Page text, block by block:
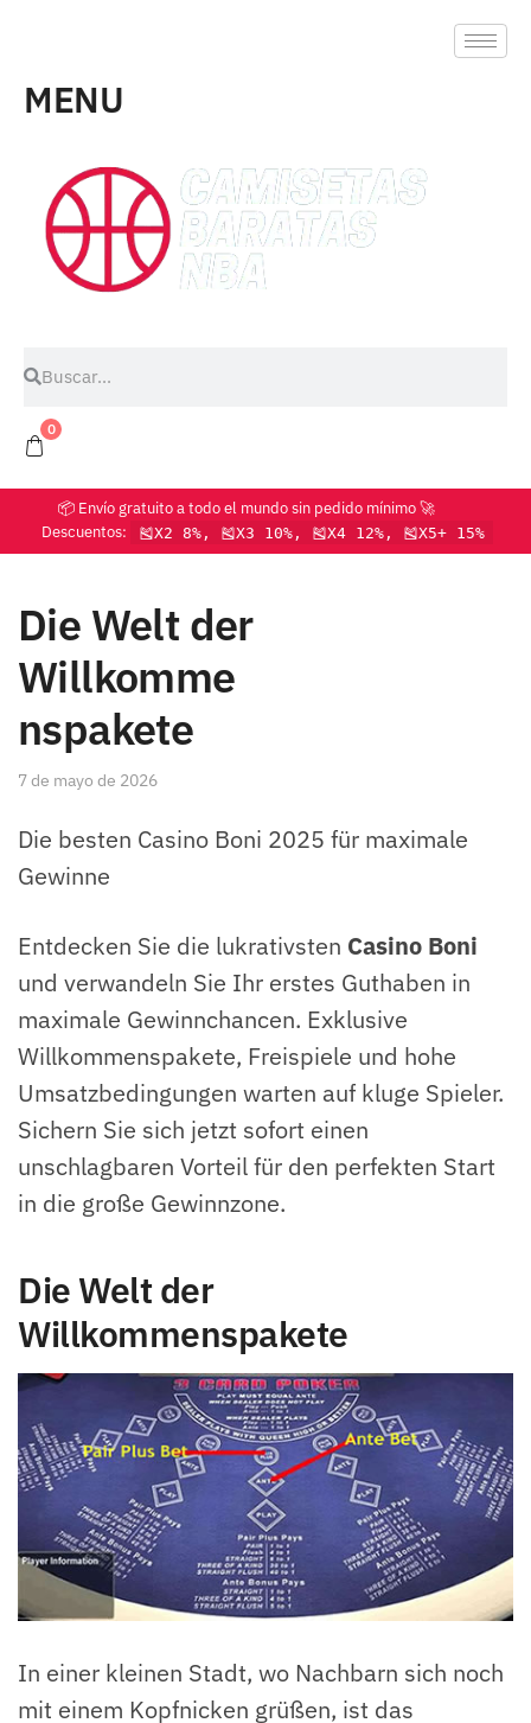
MENU
0
📦 Envío gratuito a todo el mundo sin pedido mínimo 🚀
Descuentos:
🎽X2 8%, 🎽X3 10%, 🎽X4 12%, 🎽X5+ 15%
Die Welt der
Willkomme
nspakete
7 de mayo de 2026
Die besten Casino Boni 2025 für maximale
Gewinne
Entdecken Sie die lukrativsten Casino Boni
und verwandeln Sie Ihr erstes Guthaben in
maximale Gewinnchancen. Exklusive
Willkommenspakete, Freispiele und hohe
Umsatzbedingungen warten auf kluge Spieler.
Sichern Sie sich jetzt sofort einen
unschlagbaren Vorteil für den perfekten Start
in die große Gewinnzone.
Die Welt der
Willkommenspakete
In einer kleinen Stadt, wo Nachbarn sich noch
mit einem Kopfnicken grüßen, ist das